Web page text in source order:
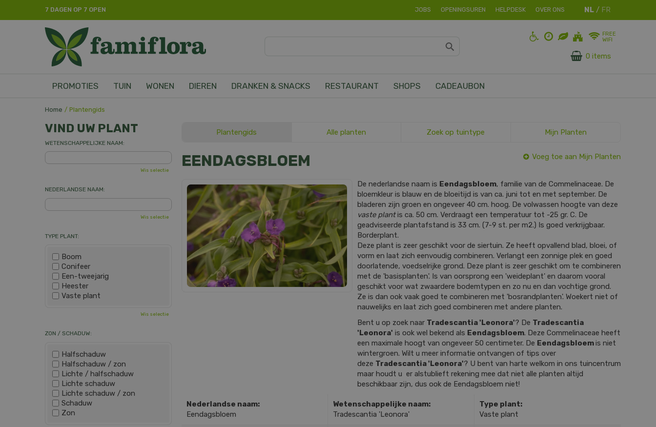
Home Plantengids
7 DAGEN OP 7 OPEN JOBS OPENINGSUREN HELPDESK OVER ONS
FREE
WIFI
0 items
PROMOTIES TUIN WONEN DIEREN DRANKEN & SNACKS RESTAURANT SHOPS CADEAUBON
Plantengids Alle planten Zoek op tuintype Mijn Planten
EENDAGSBLOEM Voeg toe aan Mijn Planten
De nederlandse naam is Eendagsbloem, familie van de Commelinaceae. De
bloemkleur is blauw en de bloeitijd is van ca. juni tot en met september. De
bladeren zijn groen en ongeveer 40 cm. hoog. De volwassen hoogte van deze
vaste plantis ca. 50 cm. Verdraagt een temperatuur tot -25 gr. C. De
geadviseerde plantafstand is 33 cm. (7-9 st. per m2.) Is goed verkrijgbaar.
Borderplant.
Deze plant is zeer geschikt voor de siertuin. Ze heeft opvallend blad, bloei, of
vorm en laat zich eenvoudig combineren. Verlangt een zonnige plek en goed
doorlatende, voedselrijke grond. Deze plant is zeer geschikt om te combineren
met de 'basisplanten'. Is van oorsprong een 'weideplant' en daarom vooral
geschikt voor wat zwaardere bodemtypen en zo nu en dan vochtige grond.
Ze is dan ook vaak goed te combineren met 'bosrandplanten'. Woekert niet of
nauwelijks en laat zich goed combineren met andere planten.
Bent u op zoek naar Tradescantia 'Leonora'? De Tradescantia
'Leonora' is ook wel bekend als Eendagsbloem. Deze Commelinaceae heeft
een maximale hoogt van ongeveer 50 centimeter. De Eendagsbloemis niet
wintergroen. Wilt u meer informatie ontvangen of tips over
deze Tradescantia 'Leonora'? U bent van harte welkom in ons tuincentrum
maar houdt u er alstublieft rekening mee dat niet alle planten altijd
beschikbaar zijn, dus ook de Eendagsbloem niet!
Nederlandse naam:
Eendagsbloem
Wetenschappelijke naam:
Tradescantia 'Leonora'
Type plant:
Vaste plant
VIND UW PLANT
WETENSCHAPPELIJKE NAAM:
Wis selectie
NEDERLANDSE NAAM:
Wis selectie
TYPE PLANT:
Boom
Conifeer
Een-tweejarig
Heester
Vaste plant
Wis selectie
ZON / SCHADUW:
Halfschaduw
Halfschaduw / zon
Lichte / halfschaduw
Lichte schaduw
Lichte schaduw / zon
Schaduw
Zon